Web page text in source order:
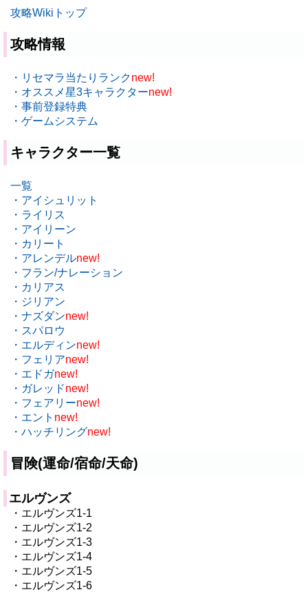
攻略Wikiトップ
攻略情報
・リセマラ当たりランクnew!
・オススメ星3キャラクターnew!
・事前登録特典
・ゲームシステム
キャラクター一覧
一覧
・アイシュリット
・ライリス
・アイリーン
・カリート
・アレンデルnew!
・フラン/ナレーション
・カリアス
・ジリアン
・ナズダンnew!
・スパロウ
・エルディンnew!
・フェリアnew!
・エドガnew!
・ガレッドnew!
・フェアリーnew!
・エント new!
・ハッチリングnew!
冒険(運命/宿命/天命)
エルヴンズ
・エルヴンズ1-1
・エルヴンズ1-2
・エルヴンズ1-3
・エルヴンズ1-4
・エルヴンズ1-5
・エルヴンズ1-6